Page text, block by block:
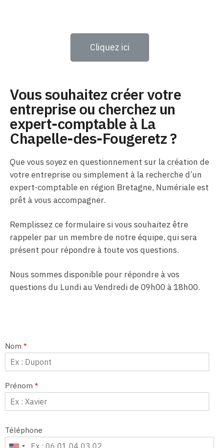
Cliquez ici
Vous souhaitez créer votre
entreprise ou cherchez un
expert-comptable à La
Chapelle-des-Fougeretz ?
Que vous soyez en questionnement sur la création de
votre entreprise ou simplement à la recherche d’un
expert-comptable en région Bretagne, Numériale est
prêt à vous accompagner.
Remplissez ce formulaire si vous souhaitez être
rappeler par un membre de notre équipe, qui sera
présent pour répondre à toute vos questions.
Nous sommes disponible pour répondre à vos
questions du Lundi au Vendredi de 09h00 à 18h00.
Nom *
Prénom *
Téléphone